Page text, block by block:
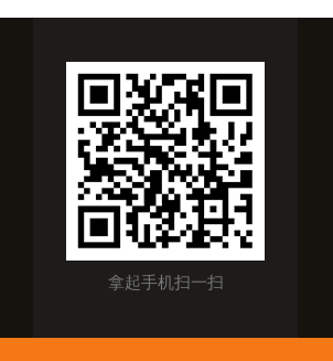
拿起手机扫一扫